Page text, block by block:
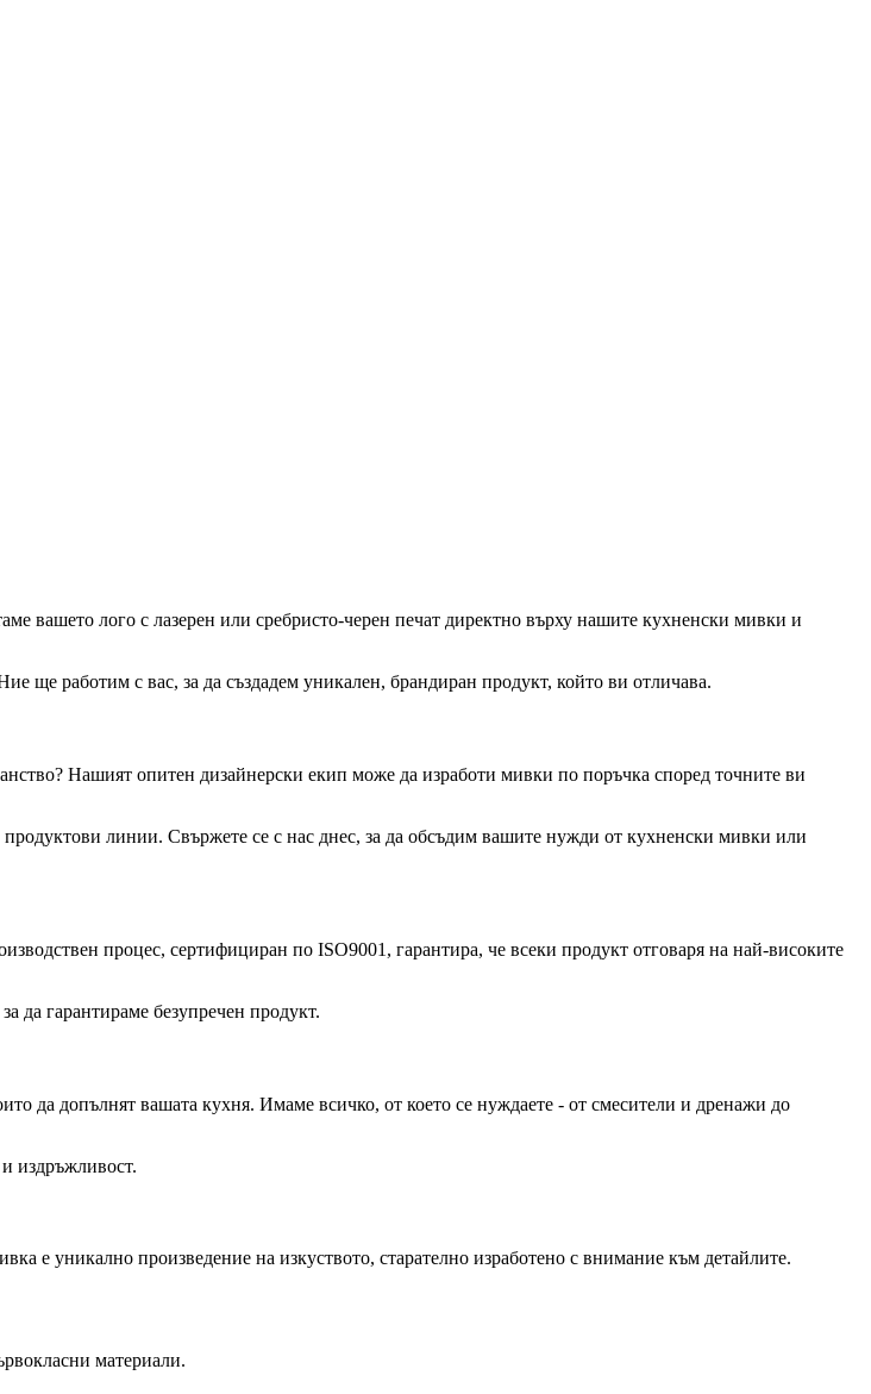
вашето лого с лазерен или сребристо-черен печат директно върху нашите кухненски мивки и
ще работим с вас, за да създадем уникален, брандиран продукт, който ви отличава.
Нашият опитен дизайнерски екип може да изработи мивки по поръчка според точните ви
линии. Свържете се с нас днес, за да обсъдим вашите нужди от кухненски мивки или
процес, сертифициран по ISO9001, гарантира, че всеки продукт отговаря на най-високите
да гарантираме безупречен продукт.
да допълнят вашата кухня. Имаме всичко, от което се нуждаете - от смесители и дренажи до
издръжливост.
е уникално произведение на изкуството, старателно изработено с внимание към детайлите.
материали.